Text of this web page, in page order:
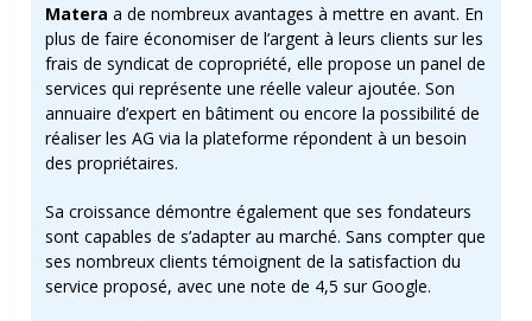
Matera a de nombreux avantages à mettre en avant. En
plus de faire économiser de l’argent à leurs clients sur les
frais de syndicat de copropriété, elle propose un panel de
services qui représente une réelle valeur ajoutée. Son
annuaire d’expert en bâtiment ou encore la possibilité de
réaliser les AG via la plateforme répondent à un besoin
des propriétaires.
Sa croissance démontre également que ses fondateurs
sont capables de s’adapter au marché. Sans compter que
ses nombreux clients témoignent de la satisfaction du
service proposé, avec une note de 4,5 sur Google.